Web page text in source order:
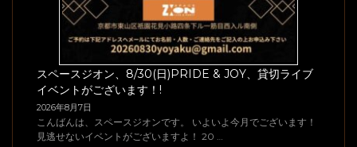
スペースジオン、8/30(日)PRIDE & JOY、貸切ライブ
イベントがございます！!
2026年8月7日
こんばんは、スペースジオンです。 いよいよ今月でございます！
見逃せないイベントがございますよ！ 20 …